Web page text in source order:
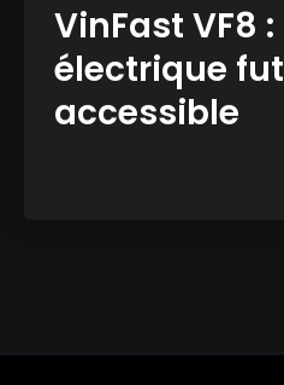
VinFast VF8 :
électrique
accessible